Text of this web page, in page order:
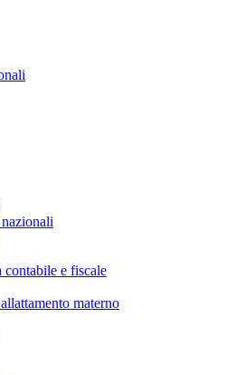
contabile e fiscale
materno